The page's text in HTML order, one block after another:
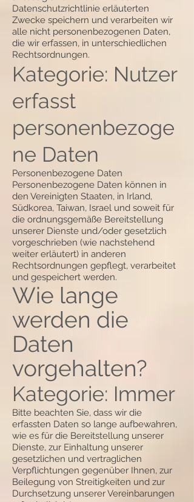
Datenschutzrichtlinie erläuterten
Zwecke speichern und verarbeiten wir
alle nicht personenbezogenen Daten,
die wir erfassen, in unterschiedlichen
Rechtsordnungen.
Kategorie: Nutzer
erfasst
personenbezoge
ne Daten
Personenbezogene Daten
Personenbezogene Daten können in
den Vereinigten Staaten, in Irland,
Südkorea, Taiwan, Israel und soweit für
die ordnungsgemäße Bereitstellung
unserer Dienste und/oder gesetzlich
vorgeschrieben (wie nachstehend
weiter erläutert) in anderen
Rechtsordnungen gepflegt, verarbeitet
und gespeichert werden.
Wie lange
werden die
Daten
vorgehalten?
Kategorie: Immer
Bitte beachten Sie, dass wir die
erfassten Daten so lange aufbewahren,
wie es für die Bereitstellung unserer
Dienste, zur Einhaltung unserer
gesetzlichen und vertraglichen
Verpflichtungen gegenüber Ihnen, zur
Beilegung von Streitigkeiten und zur
Durchsetzung unserer Vereinbarungen